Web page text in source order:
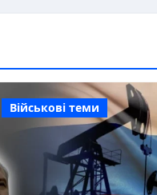
Військові теми